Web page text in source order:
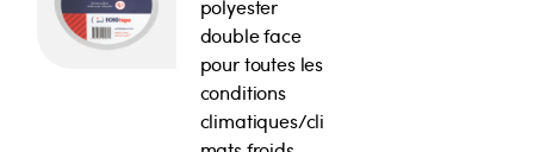
polyester
double face
pour toutes les
conditions
climatiques/cli